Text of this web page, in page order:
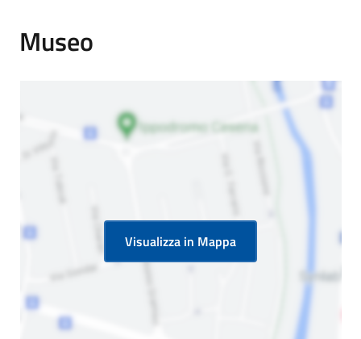
Museo
Visualizza in Mappa